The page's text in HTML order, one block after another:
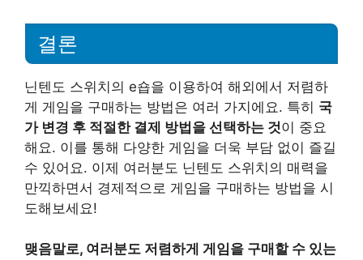
결론
닌텐도 스위치의 e숍을 이용하여 해외에서 저렴하
게 게임을 구매하는 방법은 여러 가지에요. 특히 국
가 변경 후 적절한 결제 방법을 선택하는 것이 중요
해요. 이를 통해 다양한 게임을 더욱 부담 없이 즐길
수 있어요. 이제 여러분도 닌텐도 스위치의 매력을
만끽하면서 경제적으로 게임을 구매하는 방법을 시
도해보세요!
맺음말로, 여러분도 저렴하게 게임을 구매할 수 있는